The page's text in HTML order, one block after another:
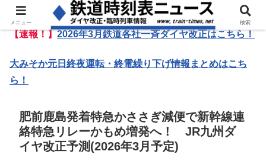
【速報！】2026年3月鉄道各社一斉ダイヤ改正はこちら！
大みそか元日終夜運転・終電繰り下げ情報まとめはこち
ら！
肥前鹿島発着特急かささぎ減便で新幹線連
絡特急リレーかもめ増発へ！ JR九州ダ
イヤ改正予測(2026年3月予定)
メニュー 検索